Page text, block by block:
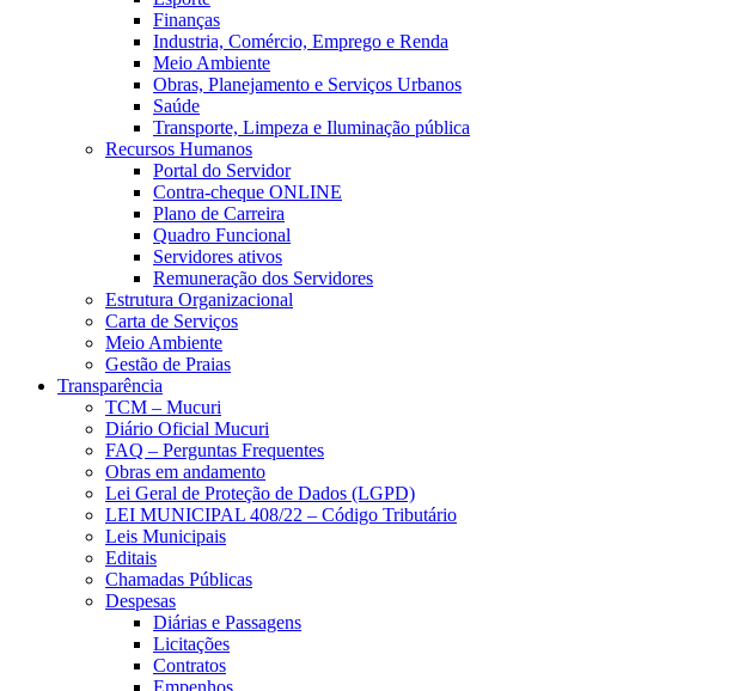
Finanças
Industria, Comércio, Emprego e Renda
Meio Ambiente
Obras, Planejamento e Serviços Urbanos
Saúde
Transporte, Limpeza e Iluminação pública
Recursos Humanos
Portal do Servidor
Contra-cheque ONLINE
Plano de Carreira
Quadro Funcional
Servidores ativos
Remuneração dos Servidores
Estrutura Organizacional
Carta de Serviços
Meio Ambiente
Gestão de Praias
Transparência
TCM – Mucuri
Diário Oficial Mucuri
FAQ – Perguntas Frequentes
Obras em andamento
Lei Geral de Proteção de Dados (LGPD)
LEI MUNICIPAL 408/22 – Código Tributário
Leis Municipais
Editais
Chamadas Públicas
Despesas
Diárias e Passagens
Licitações
Contratos
Empenhos